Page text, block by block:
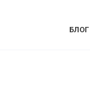
БЛОГ